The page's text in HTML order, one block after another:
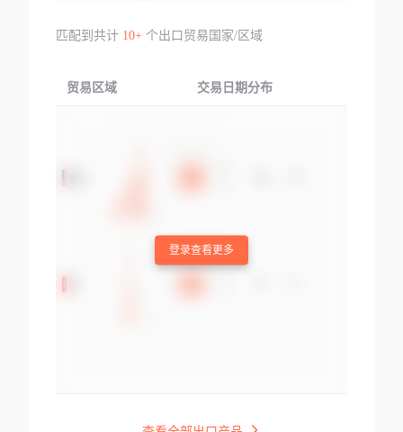
匹配到共计 10+个出口贸易国家/区域
贸易区域 交易日期分布
登录查看更多